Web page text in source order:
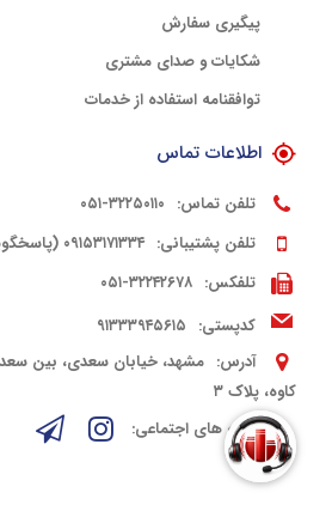
پیگیری سفارش
شکایات و صدای مشتری
توافقنامه استفاده از خدمات
اطلاعات تماس
تلفن تماس: ۳۲۲۵۰۱۱۰-۰۵۱
تلفن پشتیبانی: ۰۹۱۵۳۱۷۱۳۳۴ (پاسخگویی ۹ صبح الی ۱۰ شب )
تلفکس: ۳۲۲۴۲۶۷۸-۰۵۱
کدپستی: ۹۱۳۳۳۹۴۵۶۱۵
آدرس:
کاوه، پلاک ۳
شبکه های اجتماعی: